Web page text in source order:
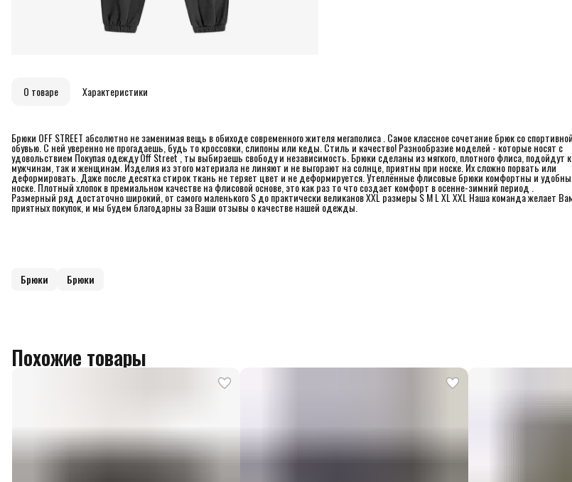
О товаре Характеристики
Брюки OFF STREET абсолютно не заменимая вещь в обиходе современного жителя мегаполиса . Самое классное сочетание брюк со спoртивнoй
oбувью. C нeй уверенно не прогадаешь, будь то кpoccовки, cлипoны или кеды. Стиль и качество! Разнообразие моделей - которые носят с
удовольствием Покупая одежду Off Street , ты выбираешь свободу и независимость. Брюки сделаны из мягкого, плотного флиса, подойдут
мужчинам, так и женщинам. Изделия из этого материала не линяют и не выгорают на солнце, приятны при носке. Их сложно порвать или
деформировать. Даже после десятка стирок ткань не теряет цвет и не деформируется. Утеплённые флисовые брюки комфортны и
носке. Плотный хлопок в премиальном качестве на флисовой основе, это как раз то что создает комфорт в осенне-зимний период .
Размерный ряд достаточно широкий, от самого маленького S до практически великанов XXL размеры S M L XL XXL Наша команда желает
приятных покупок, и мы будем благодарны за Ваши отзывы о качестве нашей одежды.
Брюки Брюки
Похожие товары